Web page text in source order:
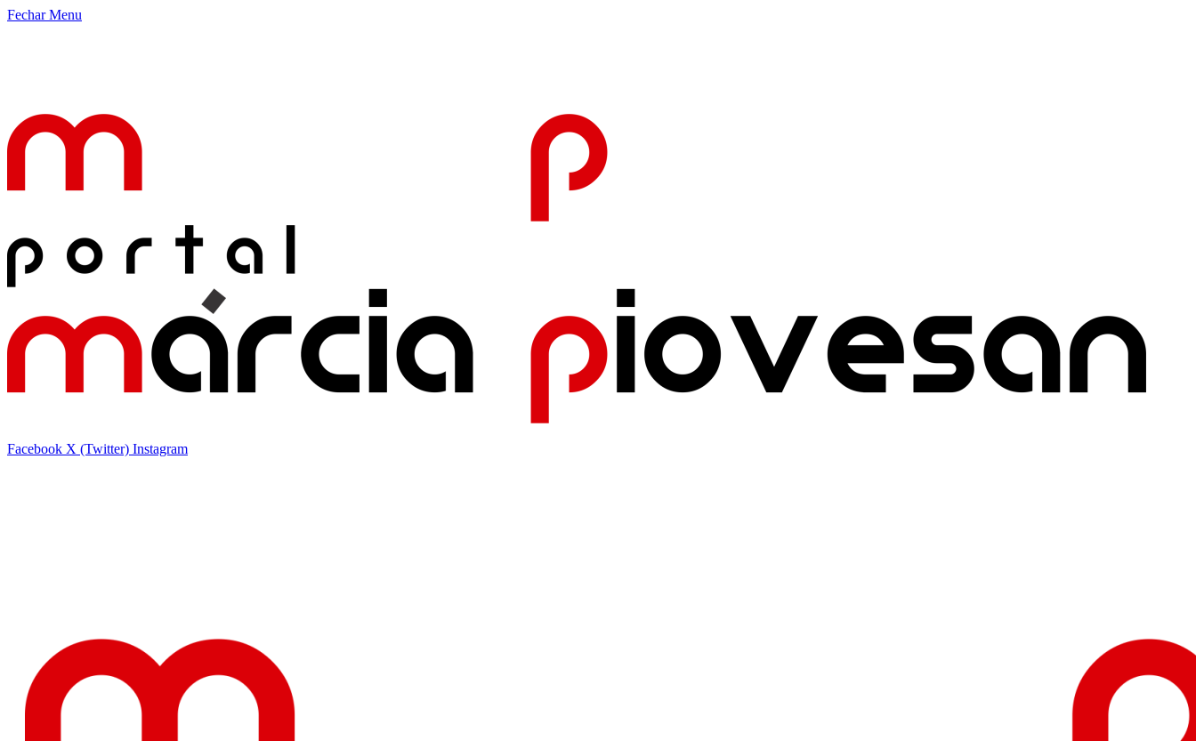
Fechar Menu
Facebook X (Twitter) Instagram